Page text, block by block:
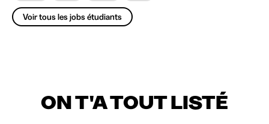
Voir tous les jobs étudiants
ON T'A TOUT LISTÉ